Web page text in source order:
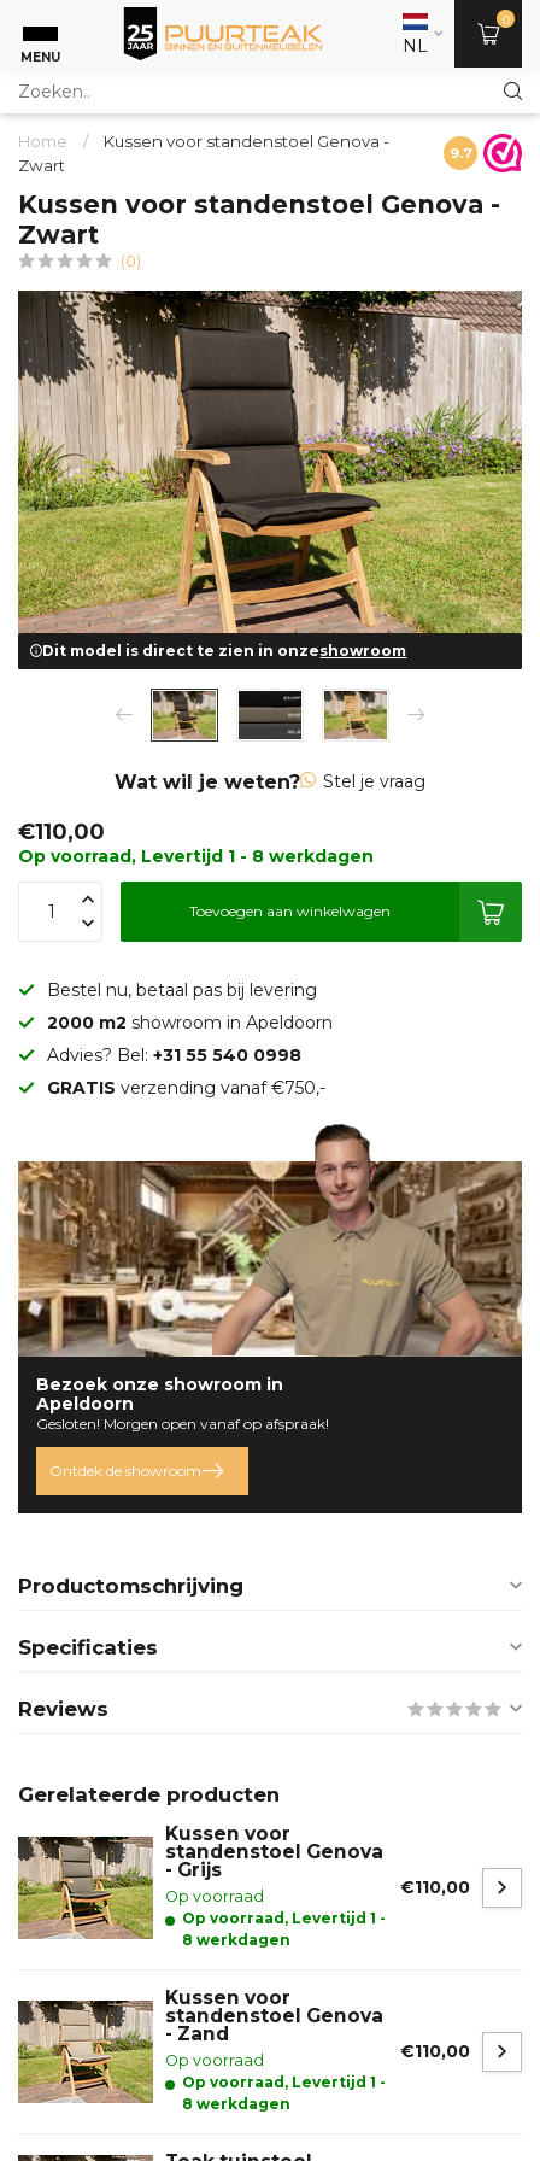
MENU NL
0
Home /
Kussen voor standenstoel Genova -
Zwart
9.7
Kussen voor standenstoel Genova -
Zwart
(0)
Dit model is direct te zien in onzeshowroom
Wat wil je weten? Stel je vraag
€110,00
Op voorraad, Levertijd 1 - 8 werkdagen
Toevoegen aan winkelwagen
Bestel nu, betaal pas bij levering
2000 m2 showroom in Apeldoorn
Advies? Bel: +31 55 540 0998
GRATIS verzending vanaf €750,-
Bezoek onze showroom in
Apeldoorn
Gesloten! Morgen open vanaf op afspraak!
Ontdek de showroom
Productomschrijving
Specificaties
Reviews
Gerelateerde producten
Kussen voor
standenstoel Genova
- Grijs
Op voorraad
Op voorraad, Levertijd 1 -
8 werkdagen
€110,00
Kussen voor
standenstoel Genova
- Zand
Op voorraad
Op voorraad, Levertijd 1 -
8 werkdagen
€110,00